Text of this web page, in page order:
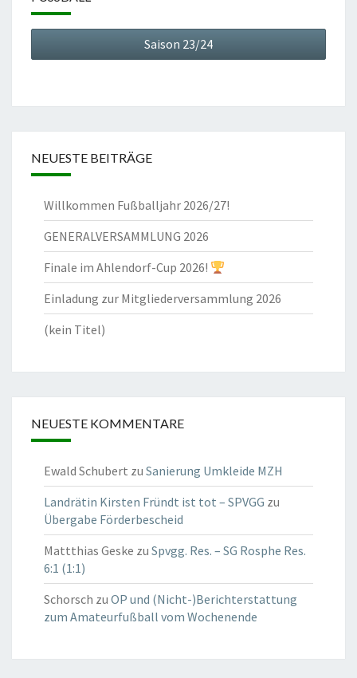
Saison 23/24
NEUESTE BEITRÄGE
Willkommen Fußballjahr 2026/27!
GENERALVERSAMMLUNG 2026
Finale im Ahlendorf-Cup 2026!
Einladung zur Mitgliederversammlung 2026
(kein Titel)
NEUESTE KOMMENTARE
Ewald Schubert zu Sanierung Umkleide MZH
Landrätin Kirsten Fründt ist tot – SPVGG zu
Übergabe Förderbescheid
Mattthias Geske zu Spvgg. Res. – SG Rosphe Res.
6:1 (1:1)
Schorsch zu OP und (Nicht-)Berichterstattung
zum Amateurfußball vom Wochenende